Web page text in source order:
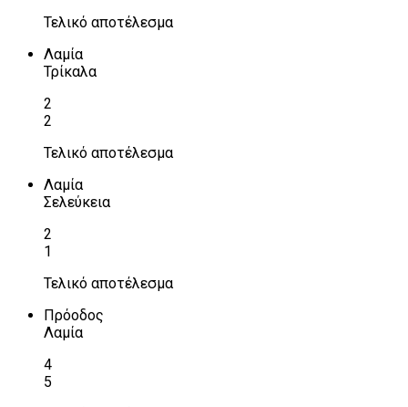
Τελικό αποτέλεσμα
Λαμία
Τρίκαλα
2
2
Τελικό αποτέλεσμα
Λαμία
Σελεύκεια
2
1
Τελικό αποτέλεσμα
Πρόοδος
Λαμία
4
5